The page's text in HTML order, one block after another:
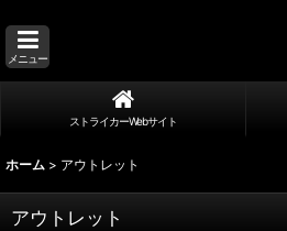
メニュー
ストライカーWebサイト
ホーム > アウトレット
アウトレット